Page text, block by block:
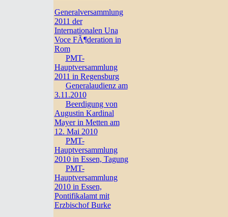
Generalversammlung
2011 der
Internationalen Una
Voce FÃ¶deration in
Rom
PMT-
Hauptversammlung
2011 in Regensburg
Generalaudienz am
3.11.2010
Beerdigung von
Augustin Kardinal
Mayer in Metten am
12. Mai 2010
PMT-
Hauptversammlung
2010 in Essen, Tagung
PMT-
Hauptversammlung
2010 in Essen,
Pontifikalamt mit
Erzbischof Burke